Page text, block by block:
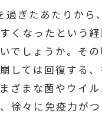
過ぎたあたりから
くなったという
でしょうか。そ
しては回復する
ざまな菌やウイ
徐々に免疫力が